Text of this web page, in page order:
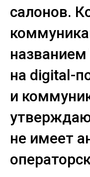
салонов.
названием
на digital-
и
не имеет